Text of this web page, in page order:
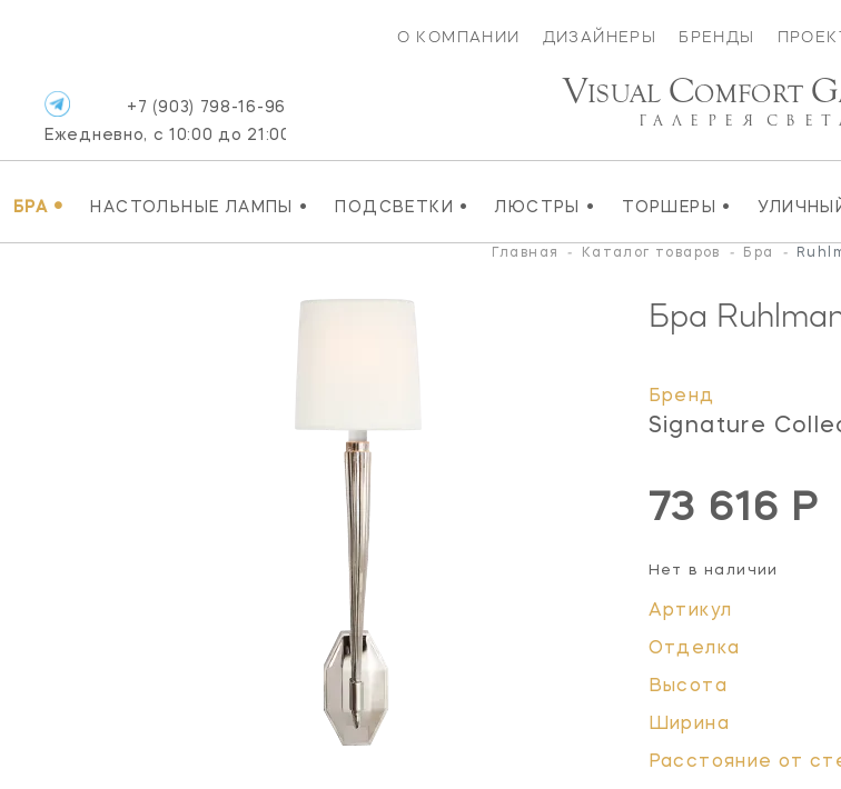
О КОМПАНИИ ДИЗАЙНЕРЫ БРЕНДЫ
БРА • НАСТОЛЬНЫЕ ЛАМПЫ • ПОДСВЕТКИ • ЛЮСТРЫ • ТОРШЕРЫ •
+7 (903) 798-16-96
Ежедневно, с 10:00 до 21:00
VISUAL COMFORT G
ГАЛЕРЕЯ
Главная - Каталог товаров - Бра -
Бра
Бренд
Signature
73 616 Р
Нет в наличии
Артикул
Отделка
Высота
Ширина
Расстояние от